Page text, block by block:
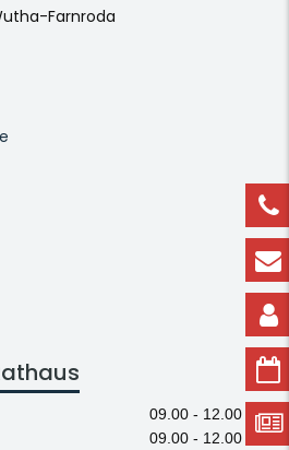
Farnroda
09.00 - 12.00 Uhr
09.00 - 12.00 Uhr